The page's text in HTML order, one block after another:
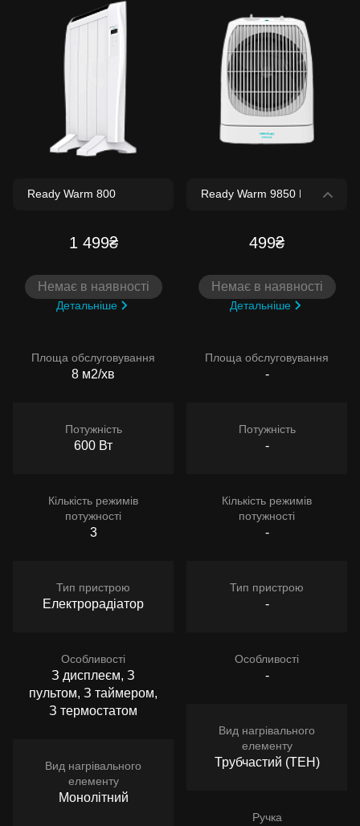
1 499₴
Немає в наявності
Детальніше
Площа обслуговування
8 м2/хв
Потужність
600 Вт
Кількість режимів
потужності
3
Тип пристрою
Електрорадіатор
Особливості
З дисплеєм, З
пультом, З таймером,
З термостатом
Вид нагрівального
елементу
Монолітний
499₴
Немає в наявності
Детальніше
Площа обслуговування
-
Потужність
-
Кількість режимів
потужності
-
Тип пристрою
-
Особливості
-
Вид нагрівального
елементу
Трубчастий (ТЕН)
Ручка